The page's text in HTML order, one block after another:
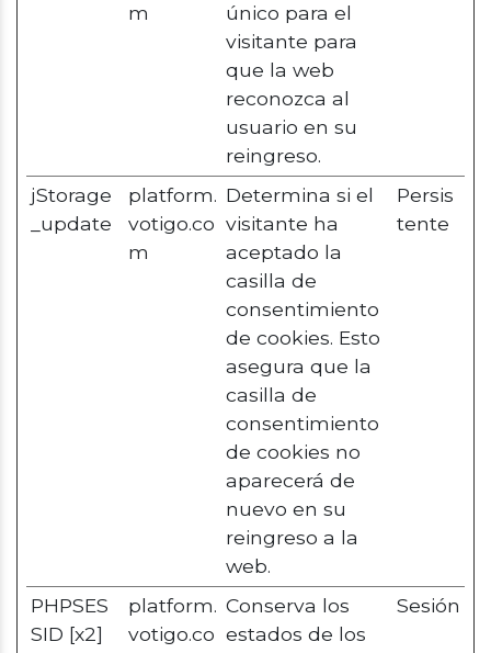
m
único para el
visitante para
que la web
reconozca al
usuario en su
reingreso.
jStorage
_update
platform.
votigo.co
m
Determina si el
visitante ha
aceptado la
casilla de
consentimiento
de cookies. Esto
asegura que la
casilla de
consentimiento
de cookies no
aparecerá de
nuevo en su
reingreso a la
web.
Persis
tente
PHPSES
SID [x2]
platform.
votigo.co
Conserva los
estados de los
Sesión